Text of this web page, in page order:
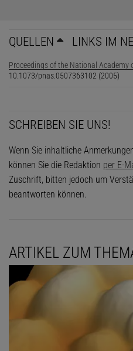
QUELLEN LINKS IM
Proceedings of the National Academy
10.1073/pnas.0507363102 (2005)
SCHREIBEN SIE UNS!
Wenn Sie inhaltliche
können Sie die Redaktion per E-
Zuschrift, bitten jedoch um
beantworten können.
ARTIKEL ZUM